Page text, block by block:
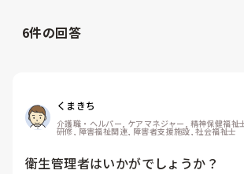
6件の回答
くまきち
介護職・ヘルパー, ケアマネジャー, 精神保健福祉
研修, 障害福祉関連, 障害者支援施設, 社会福祉士
衛生管理者はいかがでしょうか？